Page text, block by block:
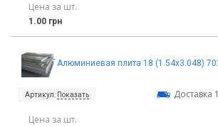
Цена за шт.
1.00 грн
Алюминиевая плита 18 (1.54х3.048)
Артикул: Показать Доставка
Цена за шт.